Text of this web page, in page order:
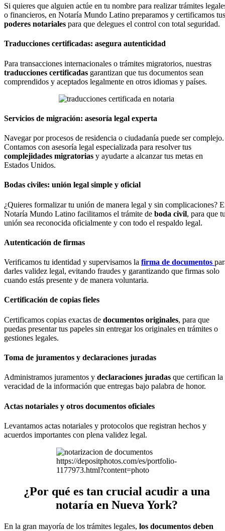
Si quieres que alguien actúe en tu nombre para realizar trámites
o financieros, en Notaría Mundo Latino preparamos y certificamos tus
poderes notariales para que delegues el control con total seguridad.
Traducciones certificadas: asegura autenticidad
Para transacciones internacionales o trámites migratorios, nuestras
traducciones certificadas garantizan que tus documentos sean
comprendidos y aceptados legalmente en otros idiomas y países.
Servicios de migración: asesoría legal experta
Navegar por procesos de residencia o ciudadanía puede ser complejo.
Contamos con asesoría legal especializada para resolver tus
complejidades migratorias y ayudarte a alcanzar tus metas en
Estados Unidos.
Bodas civiles: unión legal simple y oficial
¿Quieres formalizar tu unión de manera legal y sin complicaciones?
Notaría Mundo Latino facilitamos el trámite de boda civil, para que
unión sea reconocida oficialmente y con todo el respaldo legal.
Autenticación de firmas
Verificamos tu identidad y supervisamos la firma de documentos
darles validez legal, evitando fraudes y garantizando que firmas solo
cuando estás presente y de manera voluntaria.
Certificación de copias fieles
Certificamos copias exactas de documentos originales, para que
puedas presentar tus papeles sin entregar los originales en trámites o
gestiones legales.
Toma de juramentos y declaraciones juradas
Administramos juramentos y declaraciones juradas que certifican la
veracidad de la información que entregas bajo palabra de honor.
Actas notariales y otros documentos oficiales
Levantamos actas notariales y protocolos que registran hechos y
acuerdos importantes con plena validez legal.
https://depositphotos.com/es/portfolio-
1177973.html?content=photo
¿Por qué es tan crucial acudir a una
notaría en Nueva York?
En la gran mayoría de los trámites legales, los documentos deben